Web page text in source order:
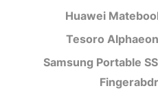
Huawei
Tesoro
Samsung Portable